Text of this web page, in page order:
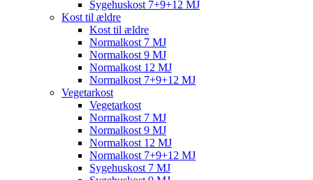
Sygehuskost 7+9+12 MJ
Kost til ældre
Kost til ældre
Normalkost 7 MJ
Normalkost 9 MJ
Normalkost 12 MJ
Normalkost 7+9+12 MJ
Vegetarkost
Vegetarkost
Normalkost 7 MJ
Normalkost 9 MJ
Normalkost 12 MJ
Normalkost 7+9+12 MJ
Sygehuskost 7 MJ